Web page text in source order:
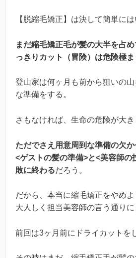
【脱縮毛矯正】は決して簡単には
まだ縮毛矯正毛が髪の大半を占
っきりカット（冒険）は危険極ま
登山家は何ヶ月も前から狙いの
な準備をする。
さもなければ、生命の危険が大き
ただでさえ用意周到な準備の欠
<ゲストの髪の準備>と<美容師の
敗に終わるだろう。
だから、本当に縮毛矯正をやめ
大人しく担当美容師の言う通りに
前回は3ヶ月前にドライカットを